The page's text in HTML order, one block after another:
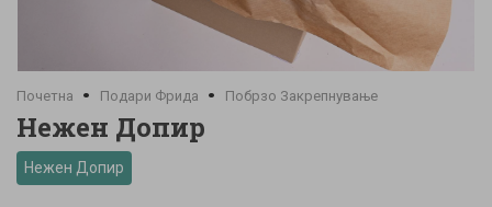
Почетна Подари Фрида Побрзо Закрепнување
Нежен Допир
Нежен Допир